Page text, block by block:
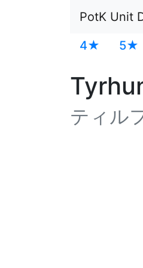
PotK Unit
4★ 5★
ティル